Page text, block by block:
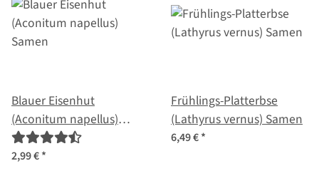
Blauer Eisenhut
(Aconitum napellus)
Samen
2,99 €*
Frühlings-Platterbse
(Lathyrus vernus) Samen
6,49 €*